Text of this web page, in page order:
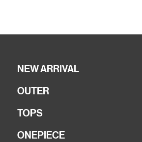
NEW ARRIVAL
OUTER
TOPS
ONEPIECE